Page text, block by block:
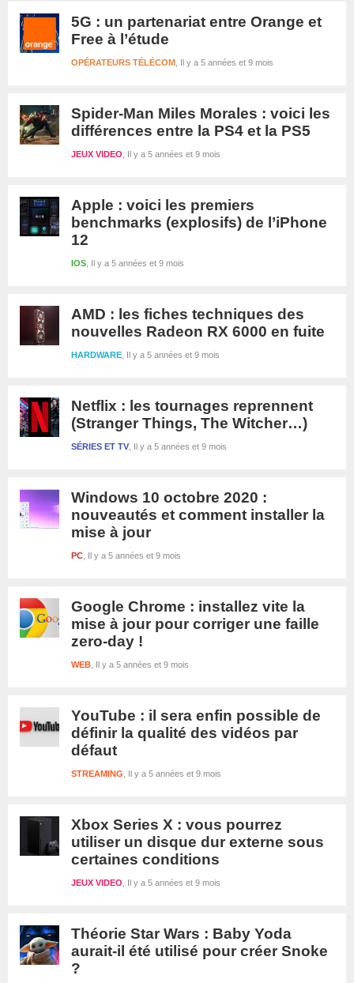
5G : un partenariat entre Orange et
Free à l’étude
Il y a 5 années et 9 mois
OPÉRATEURS TÉLÉCOM
Spider-Man Miles Morales : voici les
différences entre la PS4 et la PS5
Il y a 5 années et 9 mois
JEUX VIDEO
Apple : voici les premiers
benchmarks (explosifs) de l’iPhone
12
Il y a 5 années et 9 mois
IOS
AMD : les fiches techniques des
nouvelles Radeon RX 6000 en fuite
Il y a 5 années et 9 mois
HARDWARE
Netflix : les tournages reprennent
(Stranger Things, The Witcher…)
Il y a 5 années et 9 mois
SÉRIES ET TV
Windows 10 octobre 2020 :
nouveautés et comment installer la
mise à jour
Il y a 5 années et 9 mois
PC
Google Chrome : installez vite la
mise à jour pour corriger une faille
zero-day !
Il y a 5 années et 9 mois
WEB
YouTube : il sera enfin possible de
définir la qualité des vidéos par
défaut
Il y a 5 années et 9 mois
STREAMING
Xbox Series X : vous pourrez
utiliser un disque dur externe sous
certaines conditions
Il y a 5 années et 9 mois
JEUX VIDEO
Théorie Star Wars : Baby Yoda
aurait-il été utilisé pour créer Snoke
?